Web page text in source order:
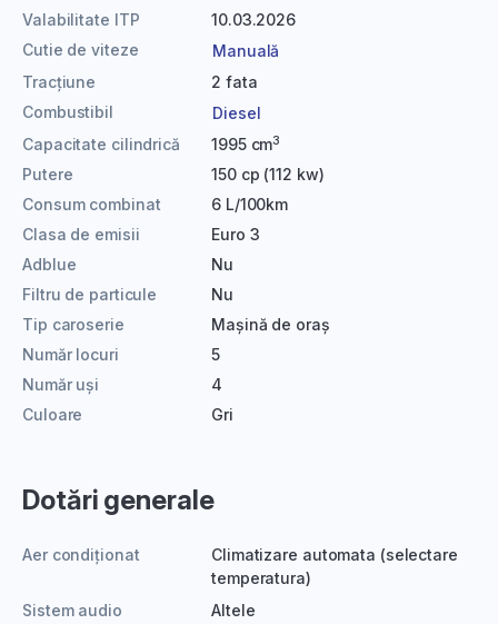
Valabilitate ITP
10.03.2026
Cutie de viteze
Manuală
Tracțiune
2 fata
Combustibil
Diesel
Capacitate cilindrică
1995 cm3
Putere
150 cp (112 kw)
Consum combinat
6 L/100km
Clasa de emisii
Euro 3
Adblue
Nu
Filtru de particule
Nu
Tip caroserie
Mașină de oraș
Număr locuri
5
Număr uși
4
Culoare
Gri
Dotări generale
Aer condiționat
Climatizare automata (selectare
temperatura)
Sistem audio
Altele